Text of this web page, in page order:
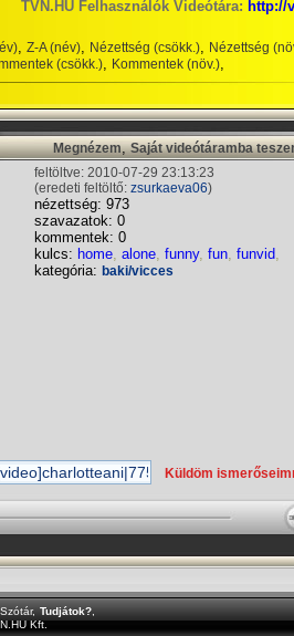
TVN.HU Felhasználók Videótára: http://
, Z-A (név), Nézettség (csökk.), Nézettség
(csökk.), Kommentek (növ.),
Megnézem,Saját videótáramba
feltöltve: 2010-07-29 23:13:23
(eredeti feltöltő: zsurkaeva06)
nézettség: 973
szavazatok: 0
kommentek: 0
kulcs: home, alone, funny, fun, funvid,
kategória: baki/vicces
Küldöm
Szótár, Tudjátok?
Kft.